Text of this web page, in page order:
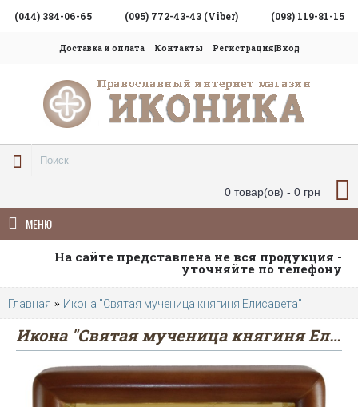
(044) 384-06-65 (095) 772-43-43 (Viber) (098) 119-81-15
Доставка и оплата Контакты Регистрация|Вход
0 товар(ов) - 0 грн
МЕНЮ
На сайте представлена не вся продукция -
уточняйте по телефону
Главная Икона "Святая мученица княгиня Елисавета"
Икона "Святая мученица княгиня Елисавета"